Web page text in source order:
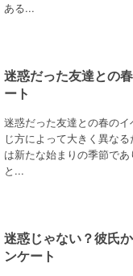
ある...
迷惑だった友達との
ート
迷惑だった友達との春の
じ方によって大きく異な
は新たな始まりの季節で
と...
迷惑じゃない？彼氏
ンケート